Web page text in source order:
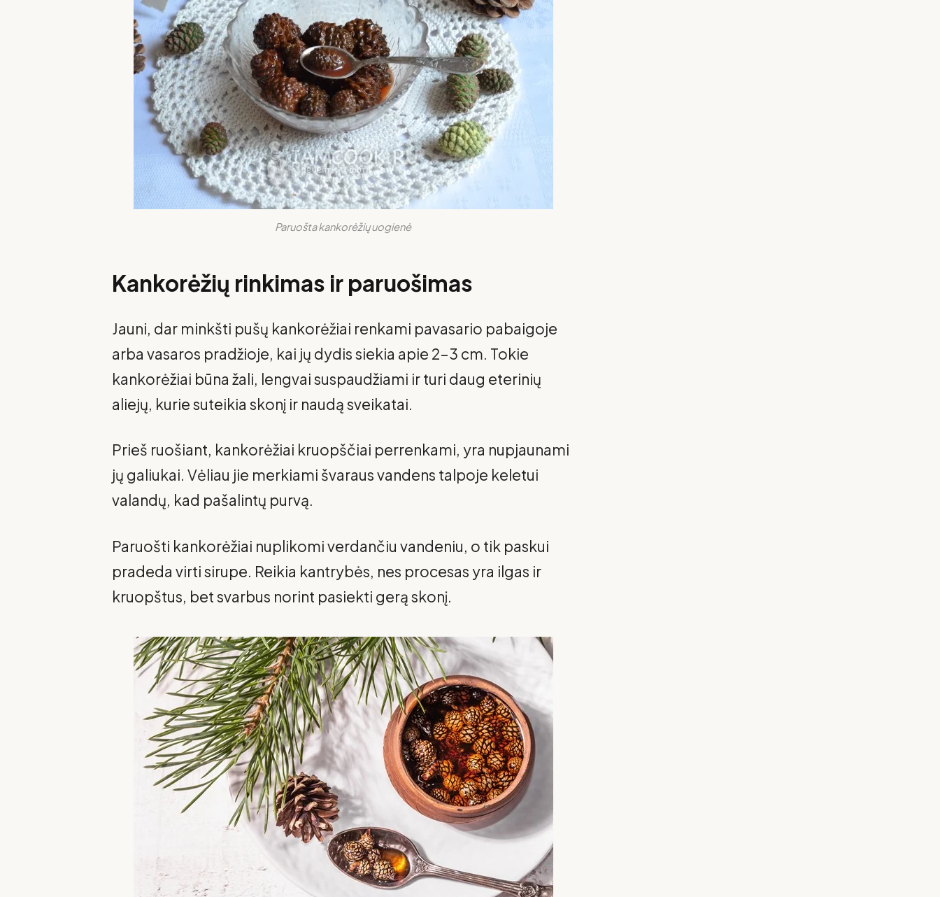
Paruošta kankorėžių uogienė
Kankorėžių rinkimas ir paruošimas
Jauni, dar minkšti pušų kankorėžiai renkami pavasario pabaigoje
arba vasaros pradžioje, kai jų dydis siekia apie 2–3 cm. Tokie
kankorėžiai būna žali, lengvai suspaudžiami ir turi daug eterinių
aliejų, kurie suteikia skonį ir naudą sveikatai.
Prieš ruošiant, kankorėžiai kruopščiai perrenkami, yra nupjaunami
jų galiukai. Vėliau jie merkiami švaraus vandens talpoje keletui
valandų, kad pašalintų purvą.
Paruošti kankorėžiai nuplikomi verdančiu vandeniu, o tik paskui
pradeda virti sirupe. Reikia kantrybės, nes procesas yra ilgas ir
kruopštus, bet svarbus norint pasiekti gerą skonį.